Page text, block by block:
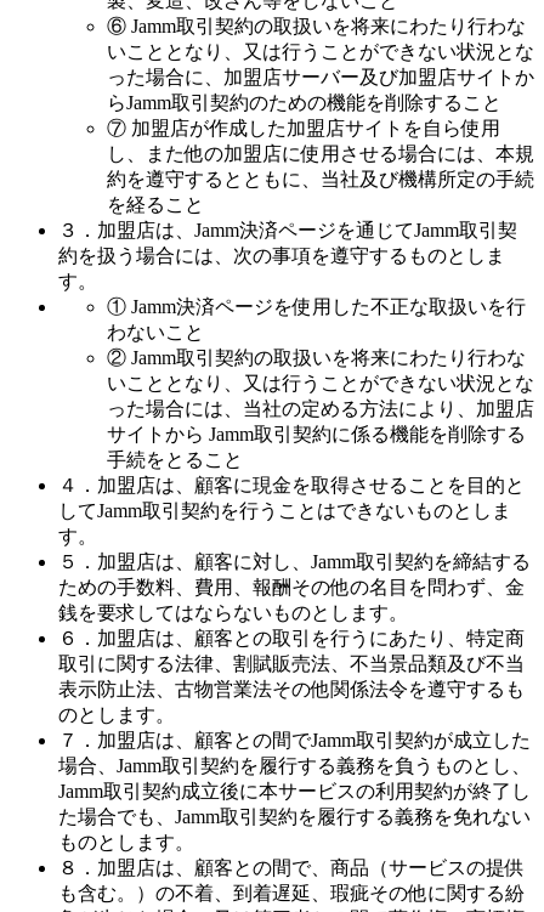
⑥ Jamm取引契約の取扱いを将来にわたり行わな
いこととなり、又は行うことができない状況とな
った場合に、加盟店サーバー及び加盟店サイトか
らJamm取引契約のための機能を削除すること
⑦ 加盟店が作成した加盟店サイトを自ら使用
し、また他の加盟店に使用させる場合には、本規
約を遵守するとともに、当社及び機構所定の手続
を経ること
３．加盟店は、Jamm決済ページを通じてJamm取引契
約を扱う場合には、次の事項を遵守するものとしま
す。
① Jamm決済ページを使用した不正な取扱いを行
わないこと
② Jamm取引契約の取扱いを将来にわたり行わな
いこととなり、又は行うことができない状況とな
った場合には、当社の定める方法により、加盟店
サイトから Jamm取引契約に係る機能を削除する
手続をとること
４．加盟店は、顧客に現金を取得させることを目的と
してJamm取引契約を行うことはできないものとしま
す。
５．加盟店は、顧客に対し、Jamm取引契約を締結する
ための手数料、費用、報酬その他の名目を問わず、金
銭を要求してはならないものとします。
６．加盟店は、顧客との取引を行うにあたり、特定商
取引に関する法律、割賦販売法、不当景品類及び不当
表示防止法、古物営業法その他関係法令を遵守するも
のとします。
７．加盟店は、顧客との間でJamm取引契約が成立した
場合、Jamm取引契約を履行する義務を負うものとし、
Jamm取引契約成立後に本サービスの利用契約が終了し
た場合でも、Jamm取引契約を履行する義務を免れない
ものとします。
８．加盟店は、顧客との間で、商品（サービスの提供
も含む。）の不着、到着遅延、瑕疵その他に関する紛